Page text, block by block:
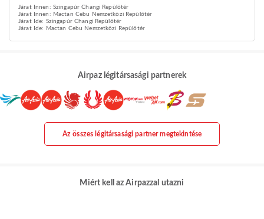
Járat Innen: Szingapúr Changi Repülőtér
Járat Innen: Mactan Cebu Nemzetközi Repülőtér
Járat Ide: Szingapúr Changi Repülőtér
Járat Ide: Mactan Cebu Nemzetközi Repülőtér
Airpaz légitársasági partnerek
Az összes légitársasági partner megtekintése
Miért kell az Airpazzal utazni